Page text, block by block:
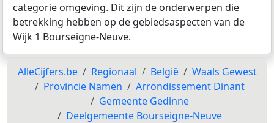
categorie omgeving. Dit zijn de onderwerpen die
betrekking hebben op de gebiedsaspecten van de
Wijk 1 Bourseigne-Neuve.
AlleCijfers.be Regionaal België
Waals Gewest
Provincie Namen
Arrondissement Dinant
Gemeente Gedinne
Deelgemeente Bourseigne-Neuve